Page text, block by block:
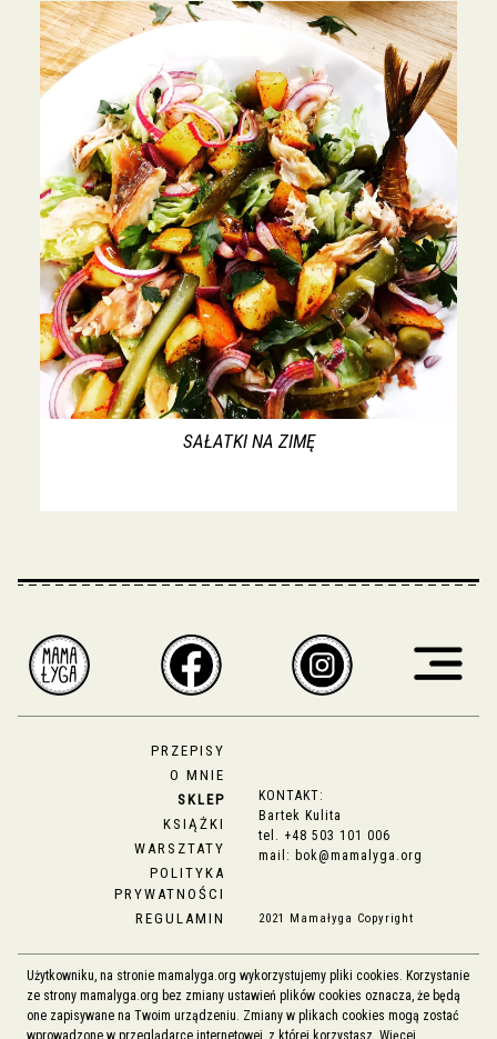
SAŁATKI NA ZIMĘ
PRZEPISY
O MNIE
SKLEP
KSIĄŻKI
WARSZTATY
POLITYKA
PRYWATNOŚCI
REGULAMIN
KONTAKT:
Bartek Kulita
tel. +48 503 101 006
mail: bok@mamalyga.org
2021 Mamałyga Copyright
Użytkowniku, na stronie mamalyga.org wykorzystujemy pliki cookies. Korzystanie
ze strony mamalyga.org bez zmiany ustawień plików cookies oznacza, że będą
one zapisywane na Twoim urządzeniu. Zmiany w plikach cookies mogą zostać
wprowadzone w przeglądarce internetowej, z której korzystasz. Więcej